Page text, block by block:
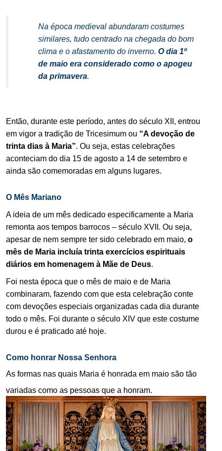
Na época medieval abundaram costumes
similares, tudo centrado na chegada do bom
clima e o afastamento do inverno. O dia 1º
de maio era considerado como o apogeu
da primavera.
Então, durante este período, antes do século XII, entrou
em vigor a tradição de Tricesimum ou “A devoção de
trinta dias à Maria”. Ou seja, estas celebrações
aconteciam do dia 15 de agosto a 14 de setembro e
ainda são comemoradas em alguns lugares.
O Mês Mariano
A ideia de um mês dedicado especificamente a Maria
remonta aos tempos barrocos – século XVII. Ou seja,
apesar de nem sempre ter sido celebrado em maio, o
mês de Maria incluía trinta exercícios espirituais
diários em homenagem à Mãe de Deus.
Foi nesta época que o mês de maio e de Maria
combinaram, fazendo com que esta celebração conte
com devoções especiais organizadas cada dia durante
todo o mês. Foi durante o século XIV que este costume
durou e é praticado até hoje.
Como honrar Nossa Senhora
As formas nas quais Maria é honrada em maio são tão
variadas como as pessoas que a honram.